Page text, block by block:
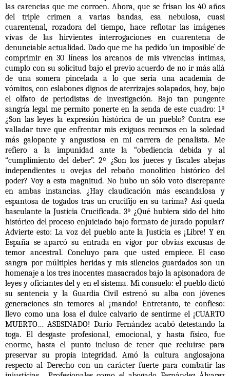
las carencias que me corroen. Ahora, que se frisan los 40 años
del triple crimen a varias bandas, esa nebulosa, cuasi
cuarentenal, rozadora del tiempo, hace reflotar las imágenes
vivas de las hirvientes interrogaciones en cuarentena de
denunciable actualidad. Dado que me ha pedido ´un imposible` de
comprimir en 30 líneas los arcanos de mis vivencias íntimas,
cumplo con su solicitud bajo el previo acuerdo de no ir más allá
de una somera pincelada a lo que sería una academia de
vómitos, con eslabones dignos de aterrizajes solapados, hoy, bajo
el olfato de periodistas de investigación. Bajo tan pungente
sangría legal me permito ponerte en la senda de este cuadro: 1º
¿Son las leyes la expresión histórica de un pueblo? Contra ese
valladar tuve que enfrentar mis exiguos recursos en la soledad
más galopante y angustiosa en mi carrera de penalista. Me
refiero a la impunidad ante la “obediencia debida y al
“cumplimiento del deber”. 2º ¿Son los jueces y fiscales abejas
independientes u ovejas del rebaño monolítico histórico del
poder? Voy a esta magnitud. No hubo un sólo voto discrepante
en ambas instancias. ¿Hay claudicación más escandalosa y
espantosa de togados tras un crucifijo en su tarima? Así queda
basculante la Justicia Crucificada. 3º ¿Qué hubiera sido del hito
histórico del proceso enjuiciado bajo formato de jurado popular?
Advierte esto: La voz del pueblo ante la Justicia es ¡Libre! Y en
España se aparcó su entrada en vigor por obvias excusas de
temor ancestral. Concluyo para que usted empiece. El caso
sangra por múltiples heridas y mis silencios guardados son un
homenaje a los tres inocentes masacrados bajo la apisonadora de
leyes y oficiantes del y en el sistema. Mi consuelo: el pueblo dictó
su sentencia y la Guardia Civil estrenó su alba con jóvenes
generaciones sin temores al ¡mando! Entretanto, te confieso:
llevo como una losa el dulce calvario de sentirme el ¡CUARTO
MUERTO… ASESINADO! Darío Fernández acabó detestando la
toga. El desgaste profesional, emocional, y hasta físico, fue
enorme, hasta el punto incluso de tener que recluirse para
preservar su propia integridad. Amó la cultura anglosajona
respecto al Derecho con un carácter fuerte para combatir las